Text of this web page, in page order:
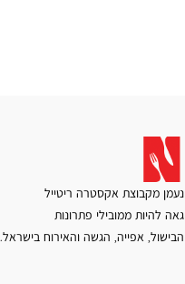
נעמן מקבוצת אקסטרה ריטייל
גאה להיות ממובילי פתרונות
הבישול, אפייה, הגשה והאירוח בישראל.